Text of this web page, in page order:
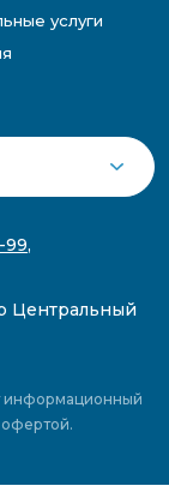
услуги
99,
Центральный
информационный